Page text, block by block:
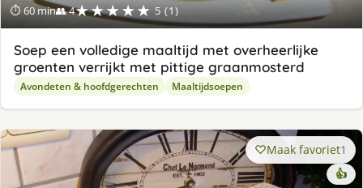
⏱ 60 min👥 4★★★★★ 5 (1)
Soep een volledige maaltijd met overheerlijke
groenten verrijkt met pittige graanmosterd
Avondeten & hoofdgerechten Maaltijdsoepen
Maak favoriet1
👍